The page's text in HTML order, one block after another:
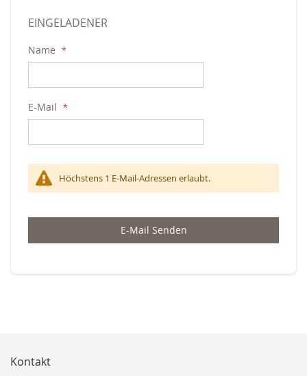
EINGELADENER
Name
E-Mail
Höchstens 1 E-Mail-Adressen erlaubt.
E-Mail Senden
Kontakt